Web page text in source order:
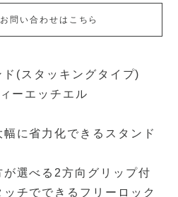
問い合わせはこちら
(スタッキングタイプ)
ーエッチエル
に省力化できるスタンド
選べる2方向グリップ付
チでできるフリーロック